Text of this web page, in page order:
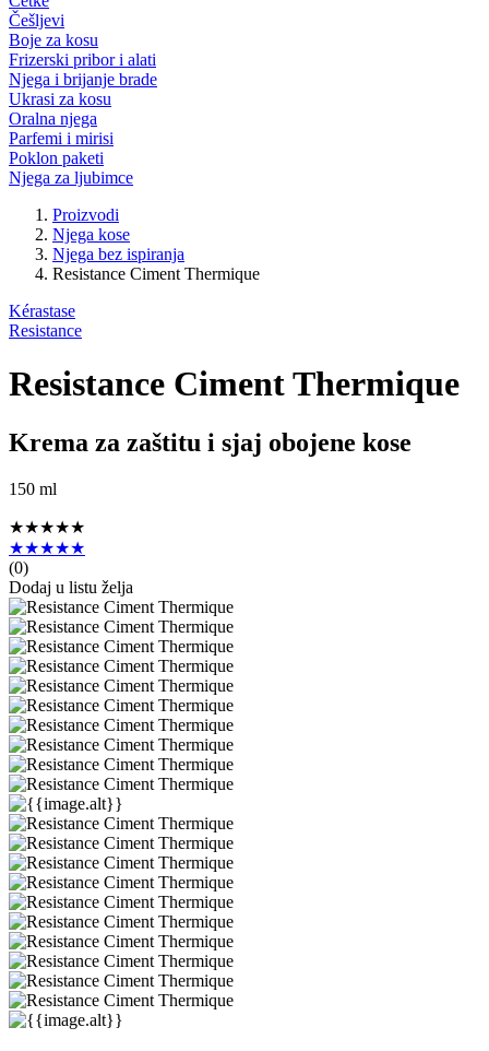
Češljevi
Boje za kosu
Frizerski pribor i alati
Njega i brijanje brade
Ukrasi za kosu
Oralna njega
Parfemi i mirisi
Poklon paketi
Njega za ljubimce
Proizvodi
Njega kose
Njega bez ispiranja
Resistance Ciment Thermique
Kérastase
Resistance
Resistance Ciment Thermique
Krema za zaštitu i sjaj obojene kose
150 ml
★★★★★
★★★★★
(0)
Dodaj u listu želja